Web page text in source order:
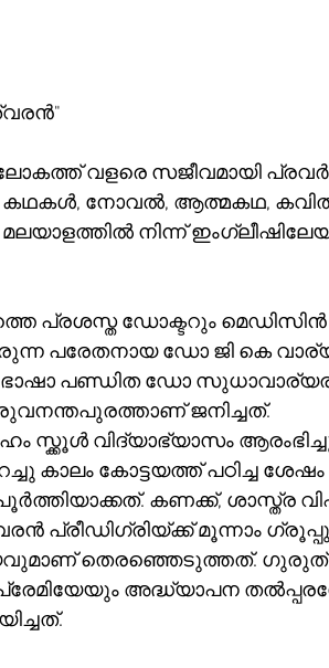
വളരെ സജീവമായി
നോവൽ, ആത്മകഥ, കവിത
നിന്ന്
പ്രശസ്ത ഡോക്ടറും മെഡിസിൻ
പരേതനായ ഡോ ജി കെ
ഭാഷാ പണ്ഡിത ഡോ
ജനിച്ചത്.
സ്ക്കൂൾ വിദ്യാഭ്യാസം
കാലം കോട്ടയത്ത് പഠിച്ച ശേഷം
കണക്ക്, ശാസ്ത്ര
പ്രീഡിഗ്രിയ്ക്ക് മൂന്നാം
തെരഞ്ഞെടുത്തത്.
അദ്ധ്യാപന